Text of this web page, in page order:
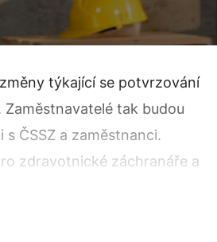
týkající se potvrzování
tak budou
ČSSZ a zaměstnanci.
zdravotnické záchranáře a